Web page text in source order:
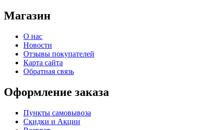
Магазин
О нас
Новости
Отзывы покупателей
Карта сайта
Обратная связь
Оформление заказа
Пункты самовывоза
Скидки и Акции